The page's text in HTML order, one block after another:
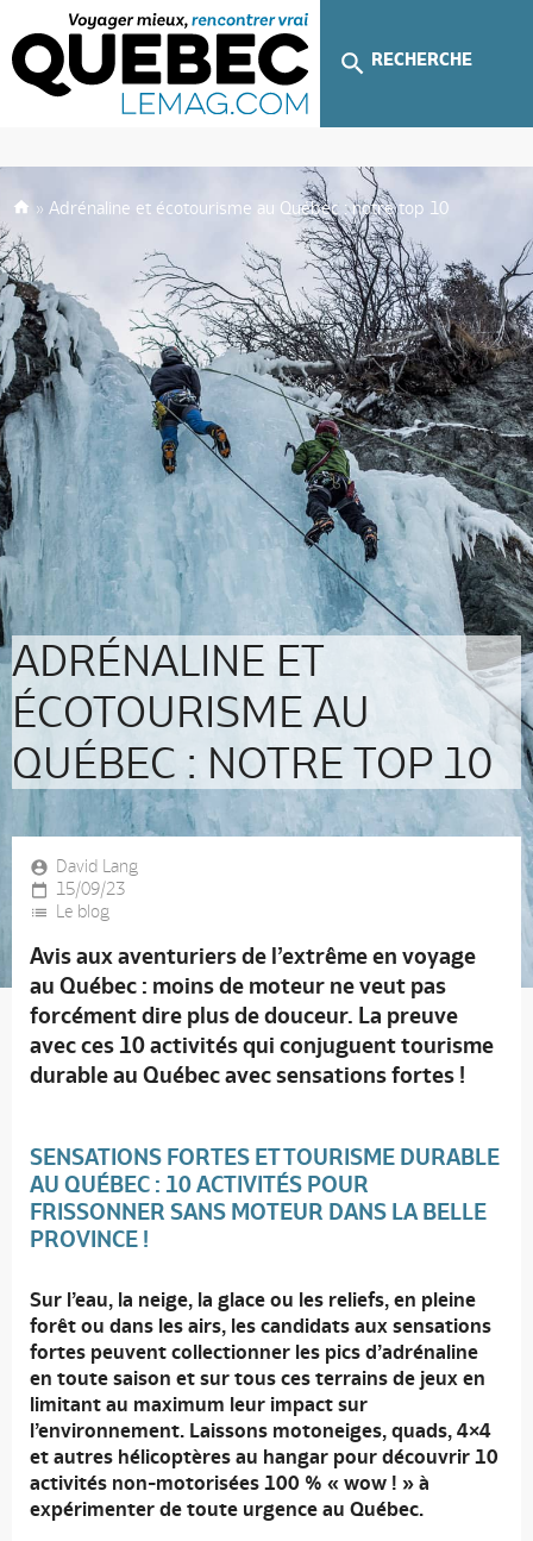
RECHERCHE
» Adrénaline et écotourisme au Québec : notre top 10
ADRÉNALINE ET
ÉCOTOURISME AU
QUÉBEC : NOTRE TOP 10
David Lang
15/09/23
Le blog
Avis aux aventuriers de l’extrême en voyage
au Québec : moins de moteur ne veut pas
forcément dire plus de douceur. La preuve
avec ces 10 activités qui conjuguent tourisme
durable au Québec avec sensations fortes !
SENSATIONS FORTES ETTOURISME DURABLE
AU QUÉBEC : 10 ACTIVITÉS POUR
FRISSONNER SANS MOTEUR DANS LA BELLE
PROVINCE !
Sur l’eau, la neige, la glace ou les reliefs, en pleine
forêt ou dans les airs, les candidats aux sensations
fortes peuvent collectionner les pics d’adrénaline
en toute saison et sur tous ces terrains de jeux en
limitant au maximum leur impact sur
l’environnement. Laissons motoneiges, quads, 4×4
et autres hélicoptères au hangar pour découvrir 10
activités non-motorisées 100 % « wow ! » à
expérimenter de toute urgence au Québec.